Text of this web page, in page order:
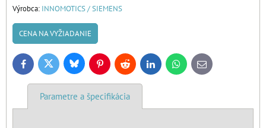
Výrobca: INNOMOTICS / SIEMENS
CENA NA VYŽIADANIE
FacebookTwitter BlueskyPinterestReddit LinkedInWhatsApp
E-
mail
Parametre a špecifikácia